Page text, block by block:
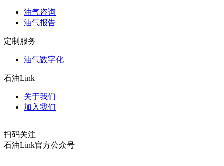
油气咨询
油气报告
定制服务
油气数字化
石油Link
关于我们
加入我们
扫码关注
石油Link官方公众号